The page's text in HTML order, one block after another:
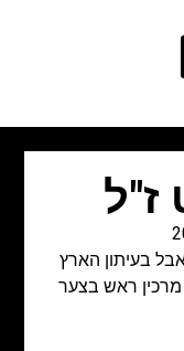
ז"ל
בעיתון הארץ
ראש בצער